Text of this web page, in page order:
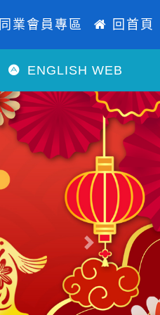
同業會員專區 回首頁
ENGLISH WEB
往後